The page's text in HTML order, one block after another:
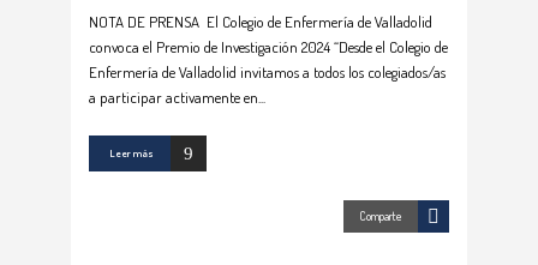
NOTA DE PRENSA El Colegio de Enfermería de Valladolid
convoca el Premio de Investigación 2024 “Desde el Colegio de
Enfermería de Valladolid invitamos a todos los colegiados/as
a participar activamente en
Leer más
Comparte